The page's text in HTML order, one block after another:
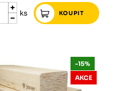
ks
-15%
AKCE